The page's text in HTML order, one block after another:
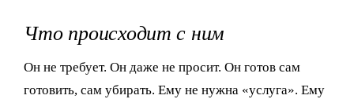
Что происходит с ним
Он не требует. Он даже не просит. Он готов сам
готовить, сам убирать. Ему не нужна «услуга». Ему